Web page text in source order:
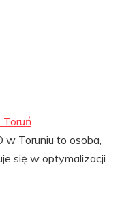
Toruń
w Toruniu to osoba,
się w optymalizacji